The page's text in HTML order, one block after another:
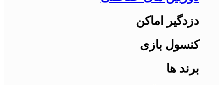
دزدگیر اماکن
کنسول بازی
برند ها